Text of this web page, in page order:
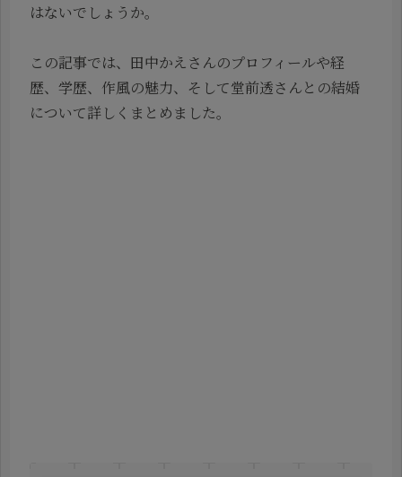
はないでしょうか。
この記事では、田中かえさんのプロフィールや経
歴、学歴、作風の魅力、そして堂前透さんとの結婚
について詳しくまとめました。